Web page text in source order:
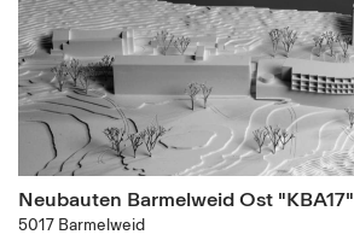
Neubauten Barmelweid Ost "KBA17"
5017 Barmelweid